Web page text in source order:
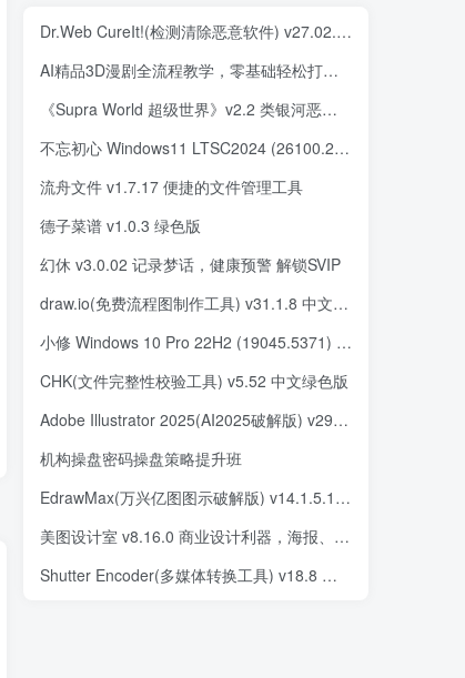
Dr.Web CureIt!(检测清除恶意软件) v27.02.2025 中文绿色版
AI精品3D漫剧全流程教学，零基础轻松打造爆款动画短剧
《Supra World 超级世界》v2.2 类银河恶魔城解谜冒险 中文版
不忘初心 Windows11 LTSC2024 (26100.2894) x64 精简版 美化版 (2025.1.18)
流舟文件 v1.7.17 便捷的文件管理工具
德子菜谱 v1.0.3 绿色版
幻休 v3.0.02 记录梦话，健康预警 解锁SVIP
draw.io(免费流程图制作工具) v31.1.8 中文绿色版
小修 Windows 10 Pro 22H2 (19045.5371) 深度精简 二合一 (2025.01.20)
CHK(文件完整性校验工具) v5.52 中文绿色版
Adobe Illustrator 2025(AI2025破解版) v29.3.1.151 直装破解版
机构操盘密码操盘策略提升班
EdrawMax(万兴亿图图示破解版) v14.1.5.1252 中文破解版
美图设计室 v8.16.0 商业设计利器，海报、商品图处理，消除、智能抠图，解锁会员版
Shutter Encoder(多媒体转换工具) v18.8 中文绿色版